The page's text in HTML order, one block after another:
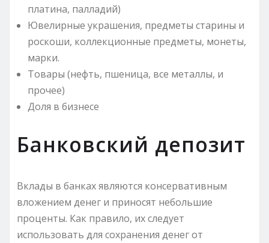
платина, палладий)
Ювелирные украшения, предметы старины и
роскоши, коллекционные предметы, монеты,
марки.
Товары (нефть, пшеница, все металлы, и
прочее)
Доля в бизнесе
Банковский депозит
Вклады в банках являются консервативным
вложением денег и приносят небольшие
проценты. Как правило, их следует
использовать для сохранения денег от